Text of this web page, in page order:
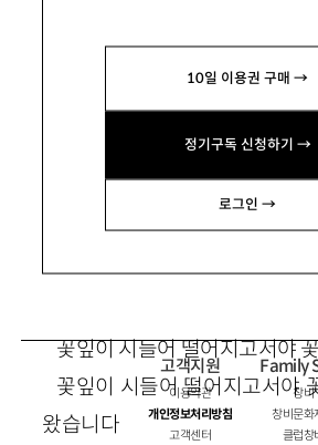
10일 이용권 구매 →
정기구독 신청하기 →
로그인 →
pilgrimk1412＠hanmail.net
꽃잎이 시들어 떨어지고서야
꽃잎이 시들어 떨어지고서야
왔습니다
고객지원
이용약관
개인정보처리방침
고객센터
Family
창비
창비문화
클럽창